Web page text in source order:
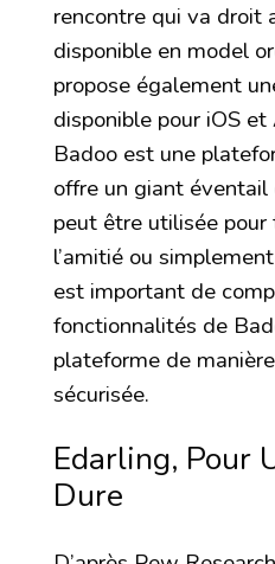
rencontre qui va droit
disponible en model
propose également
disponible pour iOS
Badoo est une
offre un giant
peut être utilisée pour
l’amitié ou
est important de
fonctionnalités de
plateforme de
sécurisée.
Edarling, Pour
Dure